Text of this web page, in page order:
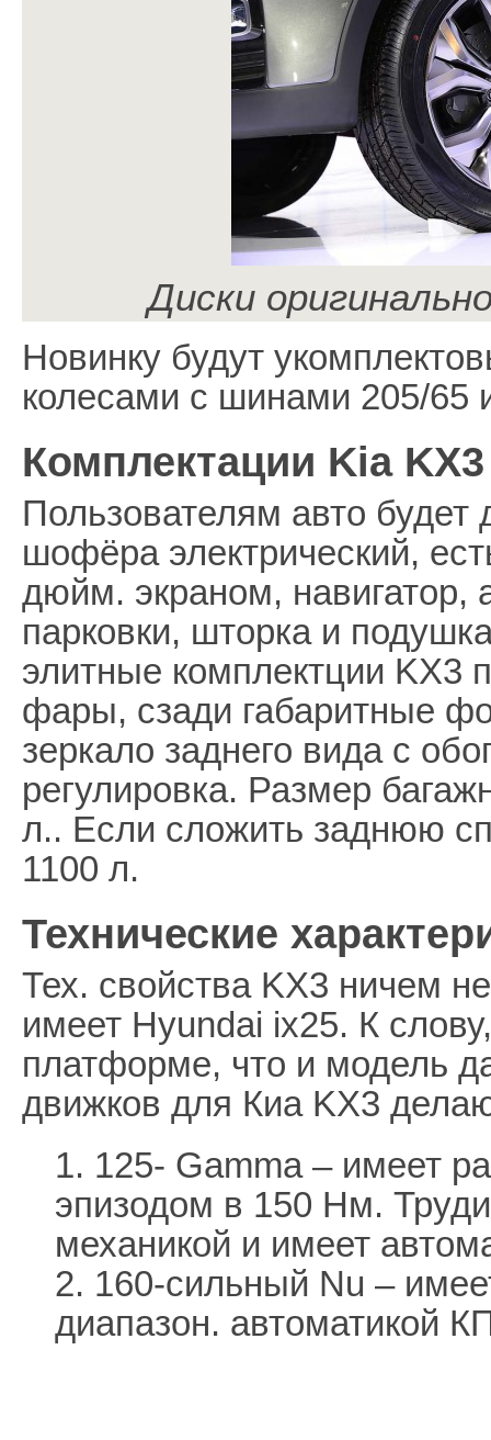
Диски
Новинку будут
колесами с шинами 205/65
Комплектации Kia
Пользователям авто будет
шофёра электрический,
дюйм. экраном, навигатор,
парковки, шторка и
элитные комплектции KX3
фары, сзади габаритные
зеркало заднего вида с
регулировка. Размер
л.. Если сложить заднюю
1100 л.
Технические
Тех. свойства KX3 ничем
имеет Hyundai ix25. К
платформе, что и модель
движков для Киа KX3
1. 125- Gamma – имеет
эпизодом в 150 Нм.
механикой и имеет
2. 160-сильный Nu –
диапазон. автоматикой